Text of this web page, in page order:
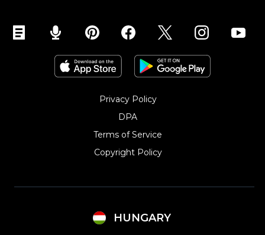
Privacy Policy
DPA
Terms of Service
Copyright Policy‎
HUNGARY